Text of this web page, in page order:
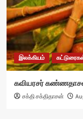
இலக்கியம்
கவியரசர்
சக்தி சக்திதாசன்